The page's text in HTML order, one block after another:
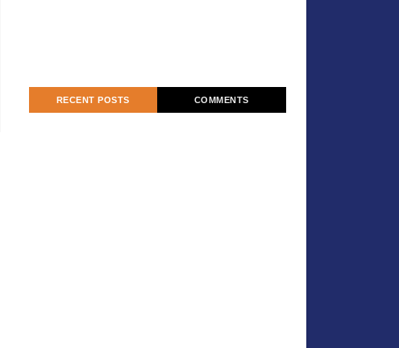
RECENT POSTS COMMENTS